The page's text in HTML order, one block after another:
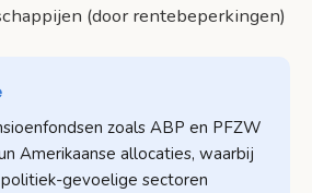
(door rentebeperkingen)
zoals ABP en PFZW
Amerikaanse allocaties, waarbij
gevoelige sectoren